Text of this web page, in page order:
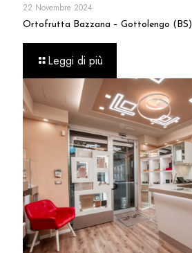
22 Novembre 2024
Ortofrutta Bazzana – Gottolengo (BS)
Leggi di più